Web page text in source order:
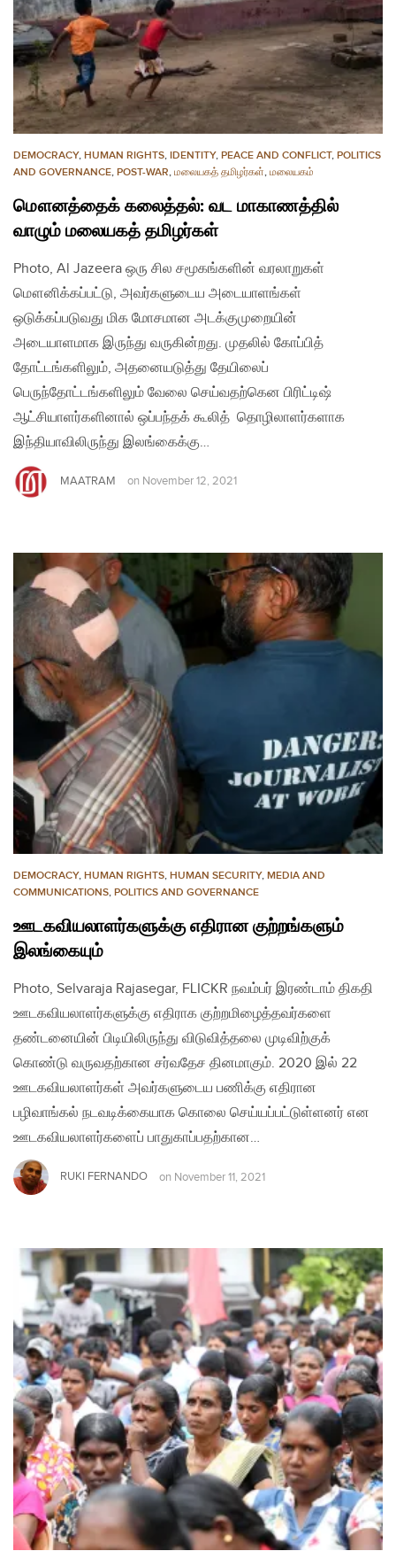
DEMOCRACY, HUMAN RIGHTS, IDENTITY, PEACE AND CONFLICT, POLITICS
AND GOVERNANCE, POST-WAR, மலையகத் தமிழர்கள், மலையகம்
மௌனத்தைக் கலைத்தல்: வட மாகாணத்தில்
வாழும் மலையகத் தமிழர்கள்
Photo, Al Jazeera ஒரு சில சமூகங்களின் வரலாறுகள்
மௌனிக்கப்பட்டு, அவர்களுடைய அடையாளங்கள்
ஒடுக்கப்படுவது மிக மோசமான அடக்குமுறையின்
அடையாளமாக இருந்து வருகின்றது. முதலில் கோப்பித்
தோட்டங்களிலும், அதனையடுத்து தேயிலைப்
பெருந்தோட்டங்களிலும் வேலை செய்வதற்கென பிரிட்டிஷ்
ஆட்சியாளர்களினால் ஒப்பந்தக் கூலித் தொழிலாளர்களாக
இந்தியாவிலிருந்து இலங்கைக்கு…
MAATRAM on November 12, 2021
DEMOCRACY, HUMAN RIGHTS, HUMAN SECURITY, MEDIA AND
COMMUNICATIONS, POLITICS AND GOVERNANCE
ஊடகவியலாளர்களுக்கு எதிரான குற்றங்களும்
இலங்கையும்
Photo, Selvaraja Rajasegar, FLICKR நவம்பர் இரண்டாம் திகதி
ஊடகவியலாளர்களுக்கு எதிராக குற்றமிழைத்தவர்களை
தண்டனையின் பிடியிலிருந்து விடுவித்தலை முடிவிற்குக்
கொண்டு வருவதற்கான சர்வதேச தினமாகும். 2020 இல் 22
ஊடகவியலாளர்கள் அவர்களுடைய பணிக்கு எதிரான
பழிவாங்கல் நடவடிக்கையாக கொலை செய்யப்பட்டுள்ளனர் என
ஊடகவியலாளர்களைப் பாதுகாப்பதற்கான…
RUKI FERNANDO on November 11, 2021